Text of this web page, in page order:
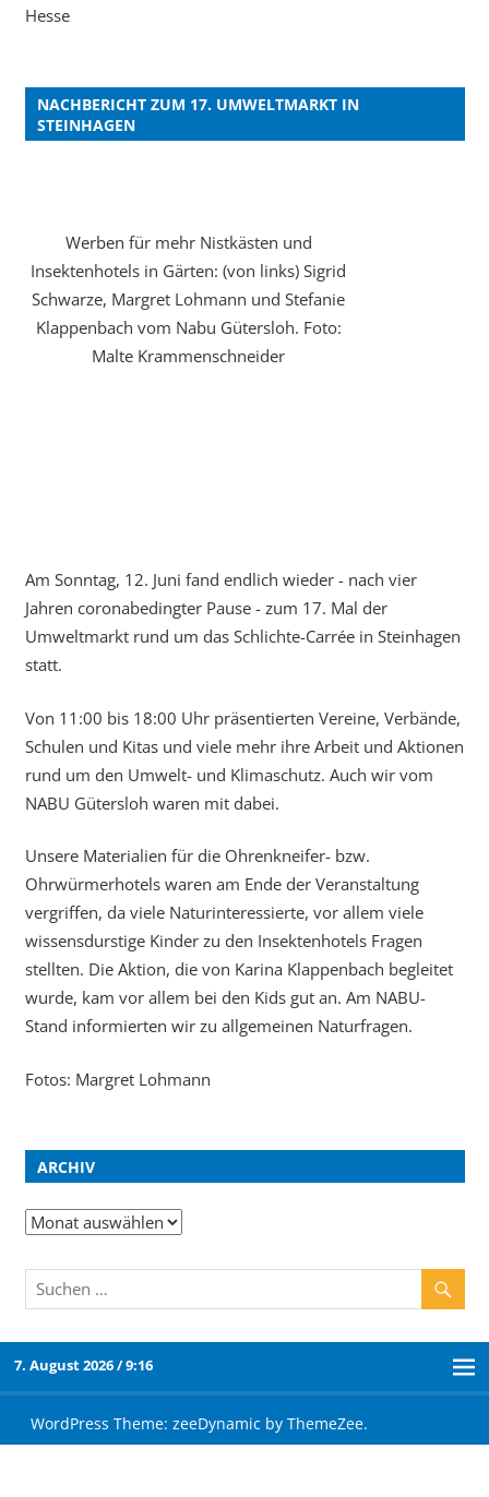
Hesse
NACHBERICHT ZUM 17. UMWELTMARKT IN
STEINHAGEN
Werben für mehr Nistkästen und
Insektenhotels in Gärten: (von links) Sigrid
Schwarze, Margret Lohmann und Stefanie
Klappenbach vom Nabu Gütersloh. Foto:
Malte Krammenschneider
Am Sonntag, 12. Juni fand endlich wieder - nach vier
Jahren coronabedingter Pause - zum 17. Mal der
Umweltmarkt rund um das Schlichte-Carrée in Steinhagen
statt.
Von 11:00 bis 18:00 Uhr präsentierten Vereine, Verbände,
Schulen und Kitas und viele mehr ihre Arbeit und Aktionen
rund um den Umwelt- und Klimaschutz. Auch wir vom
NABU Gütersloh waren mit dabei.
Unsere Materialien für die Ohrenkneifer- bzw.
Ohrwürmerhotels waren am Ende der Veranstaltung
vergriffen, da viele Naturinteressierte, vor allem viele
wissensdurstige Kinder zu den Insektenhotels Fragen
stellten. Die Aktion, die von Karina Klappenbach begleitet
wurde, kam vor allem bei den Kids gut an. Am NABU-
Stand informierten wir zu allgemeinen Naturfragen.
Fotos: Margret Lohmann
ARCHIV
7. August 2026 / 9:16
WordPress Theme: zeeDynamic by ThemeZee.